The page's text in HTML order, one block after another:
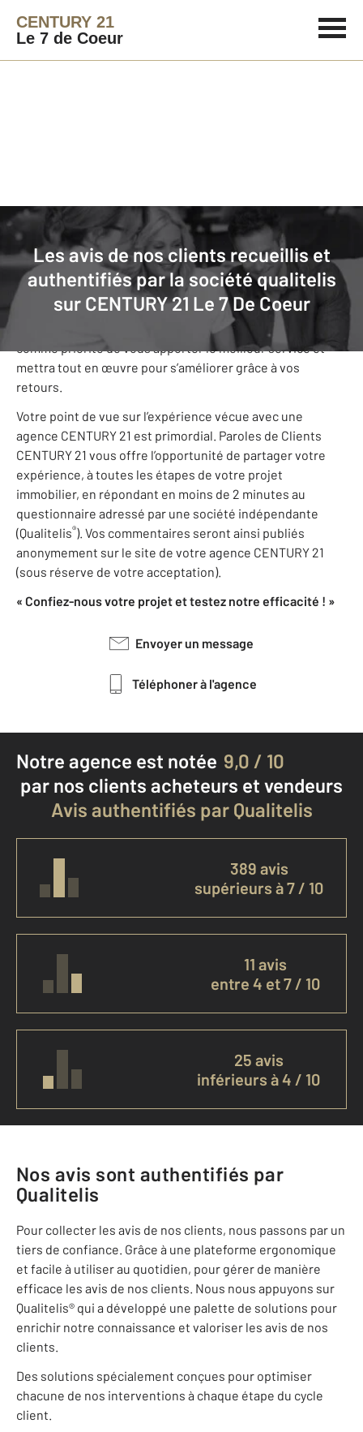
CENTURY 21
Le 7 de Coeur
Les avis de nos clients recueillis et
authentifiés par la société qualitelis
sur CENTURY 21 Le 7 De Coeur
Agence immobilière Avis de nos clients
CENTURY 21 Le 7 De Coeur: nos
clients donnent leurs avis
Notre agence CENTURY 21 Le 7 de Coeur s’est fixée
comme priorité de vous apporter le meilleur service et
mettra tout en œuvre pour s’améliorer grâce à vos
retours.
Votre point de vue sur l’expérience vécue avec une
agence CENTURY 21 est primordial. Paroles de Clients
CENTURY 21 vous offre l’opportunité de partager votre
expérience, à toutes les étapes de votre projet
immobilier, en répondant en moins de 2 minutes au
questionnaire adressé par une société indépendante
(Qualitelis®). Vos commentaires seront ainsi publiés
anonymement sur le site de votre agence CENTURY 21
(sous réserve de votre acceptation).
« Confiez-nous votre projet et testez notre efficacité ! »
Envoyer un message
Téléphoner à l'agence
Notre agence est notée 9,0 / 10
par nos clients acheteurs et vendeurs
Avis authentifiés par Qualitelis
389 avis
supérieurs à 7 / 10
11 avis
entre 4 et 7 / 10
25 avis
inférieurs à 4 / 10
Nos avis sont authentifiés par
Qualitelis
Pour collecter les avis de nos clients, nous passons par un
tiers de confiance. Grâce à une plateforme ergonomique
et facile à utiliser au quotidien, pour gérer de manière
efficace les avis de nos clients. Nous nous appuyons sur
Qualitelis® qui a développé une palette de solutions pour
enrichir notre connaissance et valoriser les avis de nos
clients.
Des solutions spécialement conçues pour optimiser
chacune de nos interventions à chaque étape du cycle
client.